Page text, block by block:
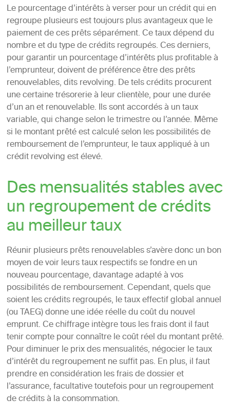
Le pourcentage d’intérêts à verser pour un crédit qui en
regroupe plusieurs est toujours plus avantageux que le
paiement de ces prêts séparément. Ce taux dépend du
nombre et du type de crédits regroupés. Ces derniers,
pour garantir un pourcentage d’intérêts plus profitable à
l’emprunteur, doivent de préférence être des prêts
renouvelables, dits revolving. De tels crédits procurent
une certaine trésorerie à leur clientèle, pour une durée
d’un an et renouvelable. Ils sont accordés à un taux
variable, qui change selon le trimestre ou l’année. Même
si le montant prêté est calculé selon les possibilités de
remboursement de l’emprunteur, le taux appliqué à un
crédit revolving est élevé.
Des mensualités stables avec
un regroupement de crédits
au meilleur taux
Réunir plusieurs prêts renouvelables s’avère donc un bon
moyen de voir leurs taux respectifs se fondre en un
nouveau pourcentage, davantage adapté à vos
possibilités de remboursement. Cependant, quels que
soient les crédits regroupés, le taux effectif global annuel
(ou TAEG) donne une idée réelle du coût du nouvel
emprunt. Ce chiffrage intègre tous les frais dont il faut
tenir compte pour connaître le coût réel du montant prêté.
Pour diminuer le prix des mensualités, négocier le taux
d’intérêt du regroupement ne suffit pas. En plus, il faut
prendre en considération les frais de dossier et
l’assurance, facultative toutefois pour un regroupement
de crédits à la consommation.